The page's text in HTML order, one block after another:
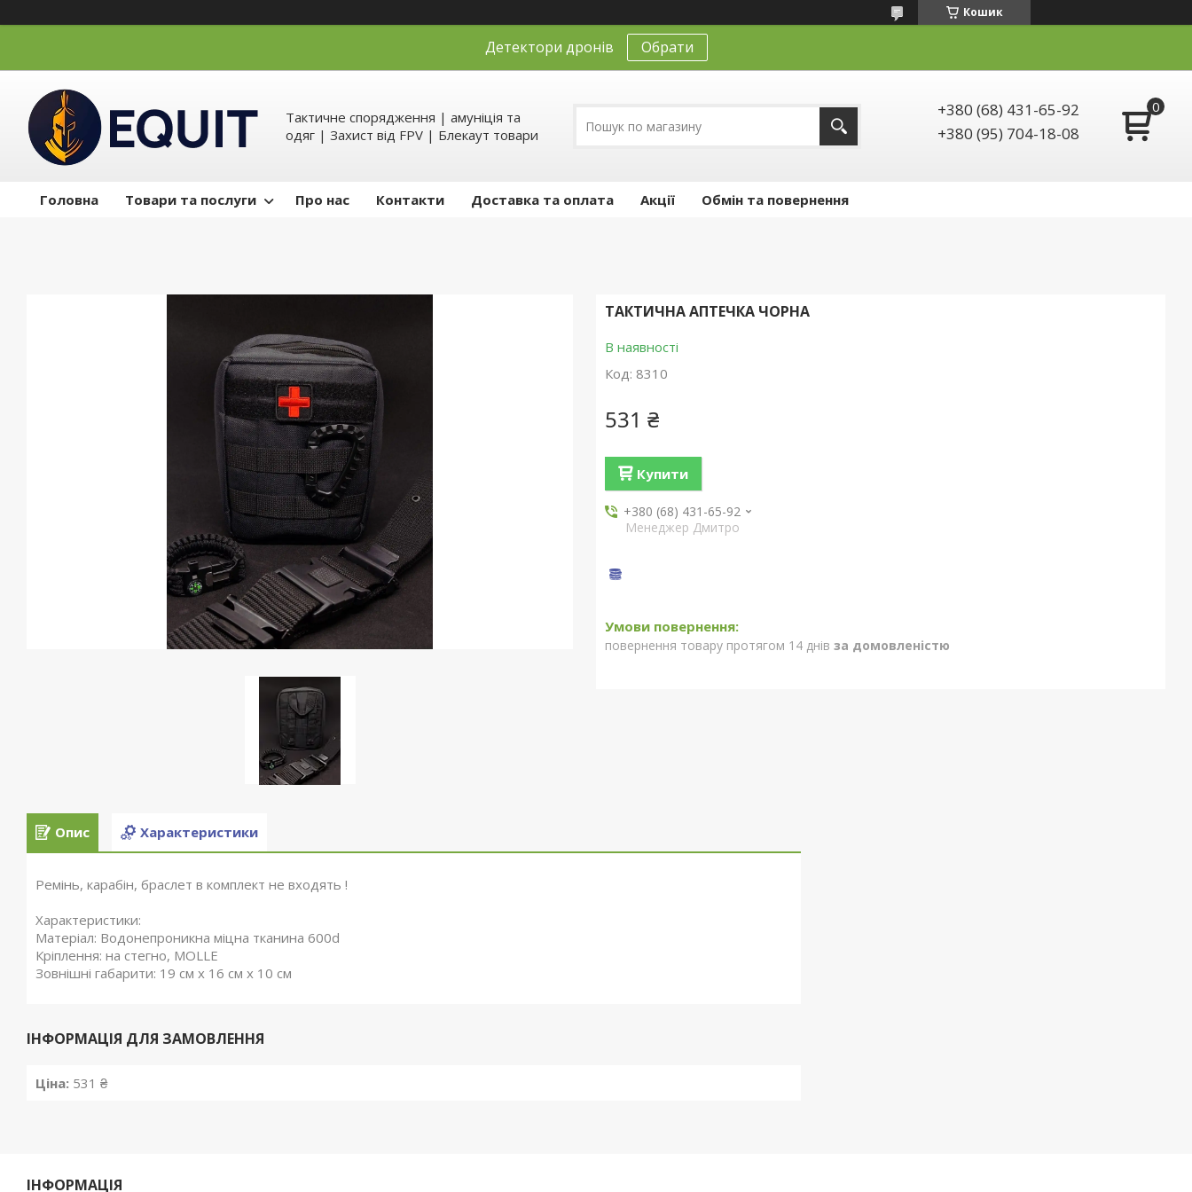
Кошик
Детектори дронів Обрати
Тактичне спорядження | амуніція та
одяг | Захист від FPV | Блекаут товари
+380 (68) 431-65-92
+380 (95) 704-18-08
Головна Товари та послуги Про нас Контакти Доставка та оплата Акції Обмін та повернення
ТАКТИЧНА АПТЕЧКА ЧОРНА
В наявності
Код: 8310
531 ₴
Купити
+380 (68) 431-65-92
Менеджер Дмитро
повернення товару протягом 14 днів за домовленістю
Опис Характеристики
Ремінь, карабін, браслет в комплект не входять !
Характеристики:
Матеріал: Водонепроникна міцна тканина 600d
Кріплення: на стегно, MOLLE
Зовнішні габарити: 19 см х 16 см х 10 см
ІНФОРМАЦІЯ ДЛЯ ЗАМОВЛЕННЯ
Ціна: 531 ₴
ІНФОРМАЦІЯ